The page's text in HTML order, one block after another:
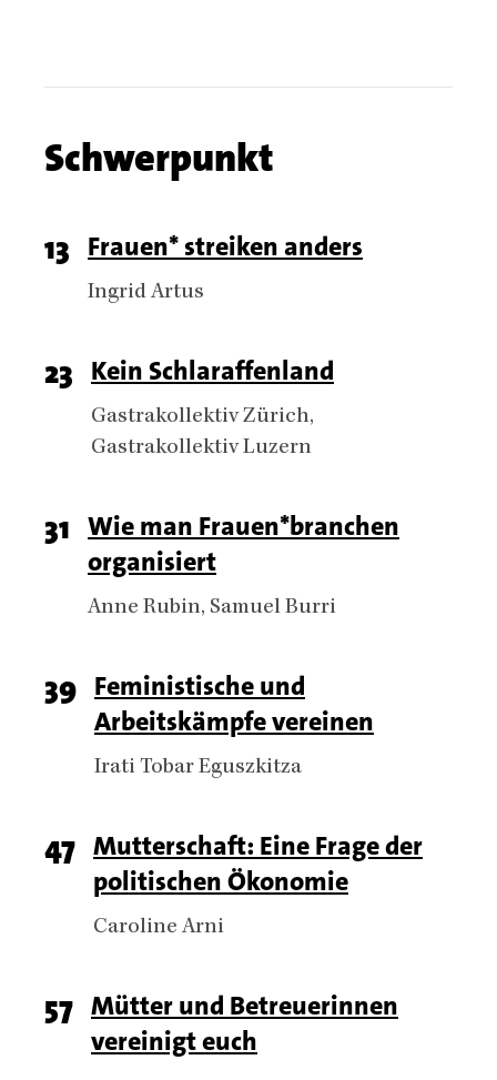
Chapter
name
Schwerpunkt
Chapter
articles
Page
number
13 Titel
Frauen* streiken anders
Authors
Ingrid Artus
Page
number
23 Titel
Kein Schlaraffenland
Authors
Gastrakollektiv Zürich
Gastrakollektiv Luzern
Page
number
31 Titel
Wie man Frauen*branchen
organisiert
Authors
Anne Rubin Samuel Burri
Page
number
39 Titel
Feministische und
Arbeitskämpfe vereinen
Authors
Irati Tobar Eguszkitza
Page
number
47 Titel
Mutterschaft: Eine Frage der
politischen Ökonomie
Authors
Caroline Arni
Page
number
57 Titel
Mütter und Betreuerinnen
vereinigt euch